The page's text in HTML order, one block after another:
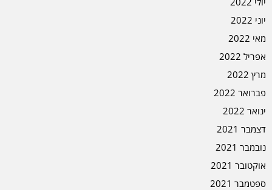
יוני 2022
מאי 2022
אפריל 2022
מרץ 2022
פברואר 2022
ינואר 2022
דצמבר 2021
נובמבר 2021
אוקטובר 2021
ספטמבר 2021